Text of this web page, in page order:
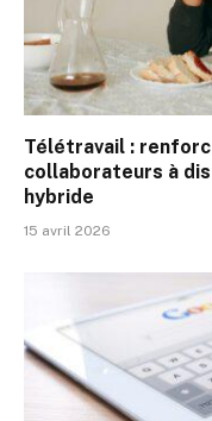
Télétravail :
collaborateurs à
hybride
15 avril 2026